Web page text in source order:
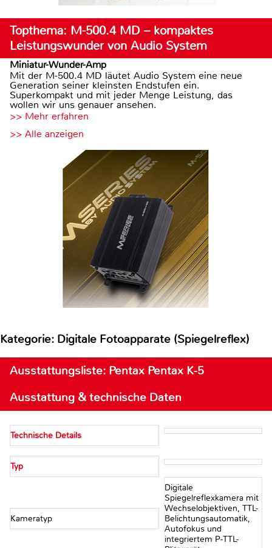
Topthema: M-500.4 MD – kompaktes
Leistungswunder von Audio System
Miniatur-Wunder-Amp
Mit der M-500.4 MD läutet Audio System eine neue
Generation seiner kleinsten Endstufen ein.
Superkompakt und mit jeder Menge Leistung, das
wollen wir uns genauer ansehen.
>> Mehr erfahren
>> Alle anzeigen
Kategorie: Digitale Fotoapparate (Spiegelreflex)
Ausstattungsliste: Pentax Pentax K-5
Ausstattung & technische Daten
Technische Details
Typ
Kameratyp
Digitale
Spiegelreflexkamera mit
Wechselobjektiven, TTL-
Belichtungsautomatik,
Autofokus und
integriertem P-TTL-